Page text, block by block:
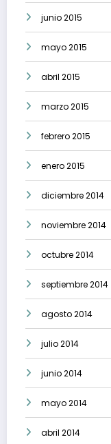
junio 2015
mayo 2015
abril 2015
marzo 2015
febrero 2015
enero 2015
diciembre 2014
noviembre 2014
octubre 2014
septiembre 2014
agosto 2014
julio 2014
junio 2014
mayo 2014
abril 2014